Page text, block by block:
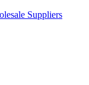
Suppliers